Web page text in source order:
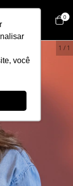
você
0
1 / 1